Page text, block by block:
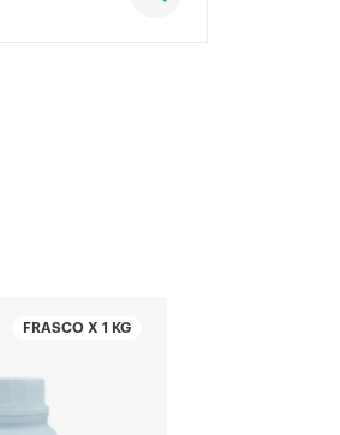
FRASCO X 1 KG